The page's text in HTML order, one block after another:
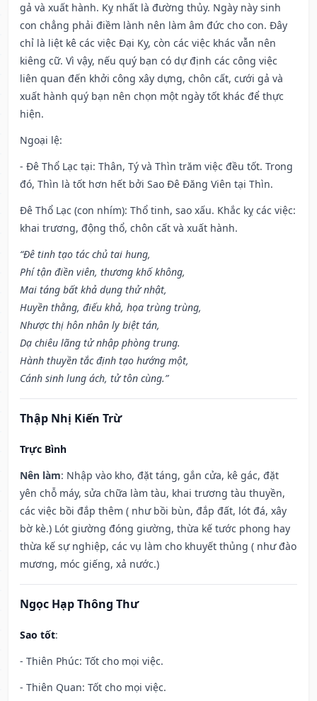
gả và xuất hành. Kỵ nhất là đường thủy. Ngày này sinh
con chẳng phải điềm lành nên làm âm đức cho con. Đây
chỉ là liệt kê các việc Đại Kỵ, còn các việc khác vẫn nên
kiêng cữ. Vì vậy, nếu quý bạn có dự định các công việc
liên quan đến khởi công xây dựng, chôn cất, cưới gả và
xuất hành quý bạn nên chọn một ngày tốt khác để thực
hiện.
Ngoại lệ:
- Đê Thổ Lạc tại: Thân, Tý và Thìn trăm việc đều tốt. Trong
đó, Thìn là tốt hơn hết bởi Sao Đê Đăng Viên tại Thìn.
Đê Thổ Lạc (con nhím): Thổ tinh, sao xấu. Khắc kỵ các việc:
khai trương, động thổ, chôn cất và xuất hành.
“Đê tinh tạo tác chủ tai hung,
Phí tận điền viên, thương khố không,
Mai táng bất khả dụng thử nhật,
Huyền thằng, điếu khả, họa trùng trùng,
Nhược thị hôn nhân ly biệt tán,
Dạ chiêu lãng tử nhập phòng trung.
Hành thuyền tắc định tạo hướng một,
Cánh sinh lung ách, tử tôn cùng.”
Thập Nhị Kiến Trừ
Trực Bình
Nên làm: Nhập vào kho, đặt táng, gắn cửa, kê gác, đặt
yên chỗ máy, sửa chữa làm tàu, khai trương tàu thuyền,
các việc bồi đắp thêm ( như bồi bùn, đắp đất, lót đá, xây
bờ kè.) Lót giường đóng giường, thừa kế tước phong hay
thừa kế sự nghiệp, các vụ làm cho khuyết thủng ( như đào
mương, móc giếng, xả nước.)
Ngọc Hạp Thông Thư
Sao tốt:
- Thiên Phúc: Tốt cho mọi việc.
- Thiên Quan: Tốt cho mọi việc.